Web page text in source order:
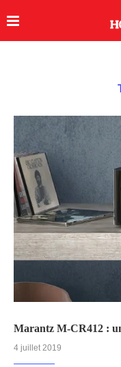
Marantz M-CR412 :
4 juillet 2019